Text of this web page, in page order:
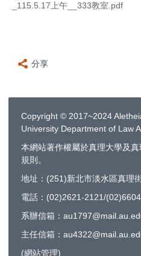
_115.5.17上午__333教室.pdf
分享
Copyright © 2017~2024
University Department of Law
本網站著作權屬於真理大學及
規則。
地址：(251)新北市淡水區真理
電話：(02)2621-2121/
系辦信箱：
主任信箱：
(網站管理)